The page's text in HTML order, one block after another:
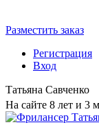
Разместить заказ
Регистрация
Вход
Татьяна Савченко
На сайте 8 лет и 3